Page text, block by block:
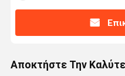
Αποκτήστε Την